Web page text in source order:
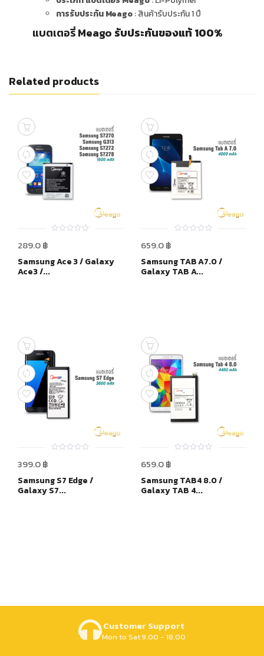
การรับประกัน Meago: สินค้ารับประกัน 1 ปี
แบตเตอรี่ Meago รับประกันของแท้ 100%
Related products
5
289.0฿
Samsung Ace 3 / Galaxy
Ace3 /...
5
659.0฿
Samsung TAB A7.0 /
Galaxy TAB A...
5
399.0฿
Samsung S7 Edge /
Galaxy S7...
5
659.0฿
Samsung TAB4 8.0 /
Galaxy TAB 4...
Customer Support
Mon to Sat 9.00 - 18.00